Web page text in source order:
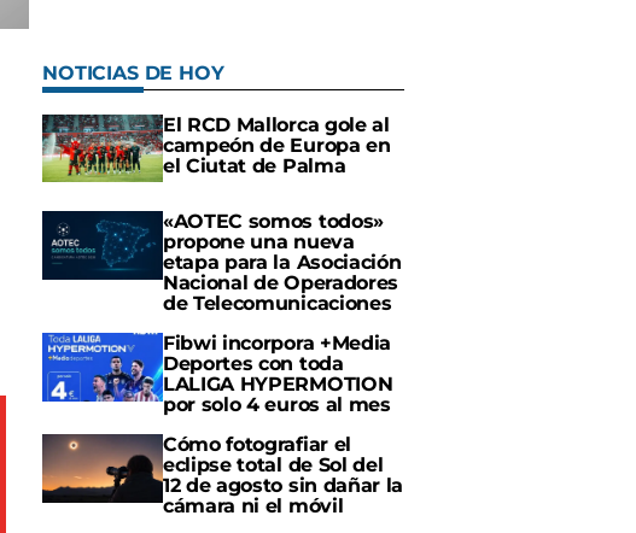
NOTICIAS DE HOY
El RCD Mallorca gole al
campeón de Europa en
el Ciutat de Palma
«AOTEC somos todos»
propone una nueva
etapa para la Asociación
Nacional de Operadores
de Telecomunicaciones
Fibwi incorpora +Media
Deportes con toda
LALIGA HYPERMOTION
por solo 4 euros al mes
Cómo fotografiar el
eclipse total de Sol del
12 de agosto sin dañar la
cámara ni el móvil